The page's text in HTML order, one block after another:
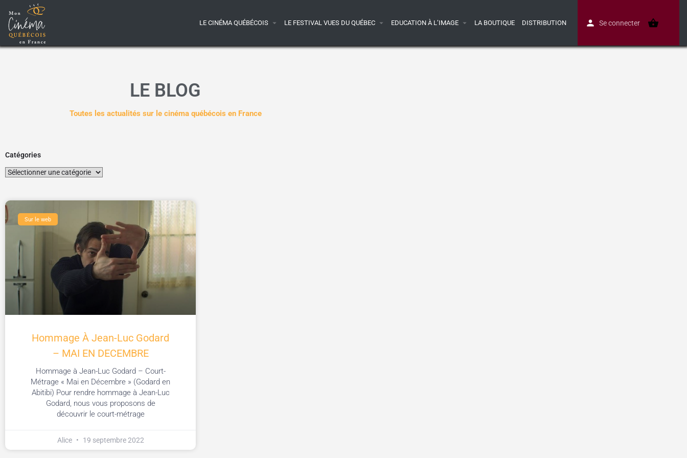
LE CINÉMA QUÉBÉCOIS LE FESTIVAL VUES DU QUÉBEC EDUCATION À L’IMAGE LA BOUTIQUE DISTRIBUTION Se connecter
LE BLOG
Toutes les actualités sur le cinéma québécois en France
Catégories
Sur le web
Hommage À Jean-Luc Godard
– MAI EN DECEMBRE
Hommage à Jean-Luc Godard – Court-
Métrage « Mai en Décembre » (Godard en
Abitibi) Pour rendre hommage à Jean-Luc
Godard, nous vous proposons de
découvrir le court-métrage
Alice 19 septembre 2022